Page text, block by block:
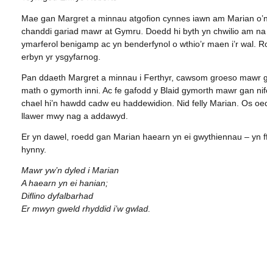
Mae gan Margret a minnau atgofion cynnes iawn am Marian
chanddi gariad mawr at Gymru. Doedd hi byth yn chwilio am
ymarferol benigamp ac yn benderfynol o wthio’r maen i’r wal.
erbyn yr ysgyfarnog.
Pan ddaeth Margret a minnau i Ferthyr, cawsom groeso
math o gymorth inni. Ac fe gafodd y Blaid gymorth mawr gan
chael hi’n hawdd cadw eu haddewidion. Nid felly Marian. Os
llawer mwy nag a addawyd.
Er yn dawel, roedd gan Marian haearn yn ei gwythiennau –
hynny.
Mawr yw’n dyled i Marian
A haearn yn ei hanian;
Diflino dyfalbarhad
Er mwyn gweld rhyddid i’w gwlad.